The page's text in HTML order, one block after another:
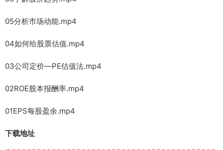
05分析市场动能.mp4
04如何给股票估值.mp4
03公司定价—PE估值法.mp4
02ROE股本报酬率.mp4
01EPS每股盈余.mp4
下载地址